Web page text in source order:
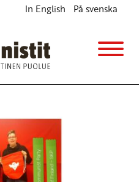
In English På svenska
vuotta